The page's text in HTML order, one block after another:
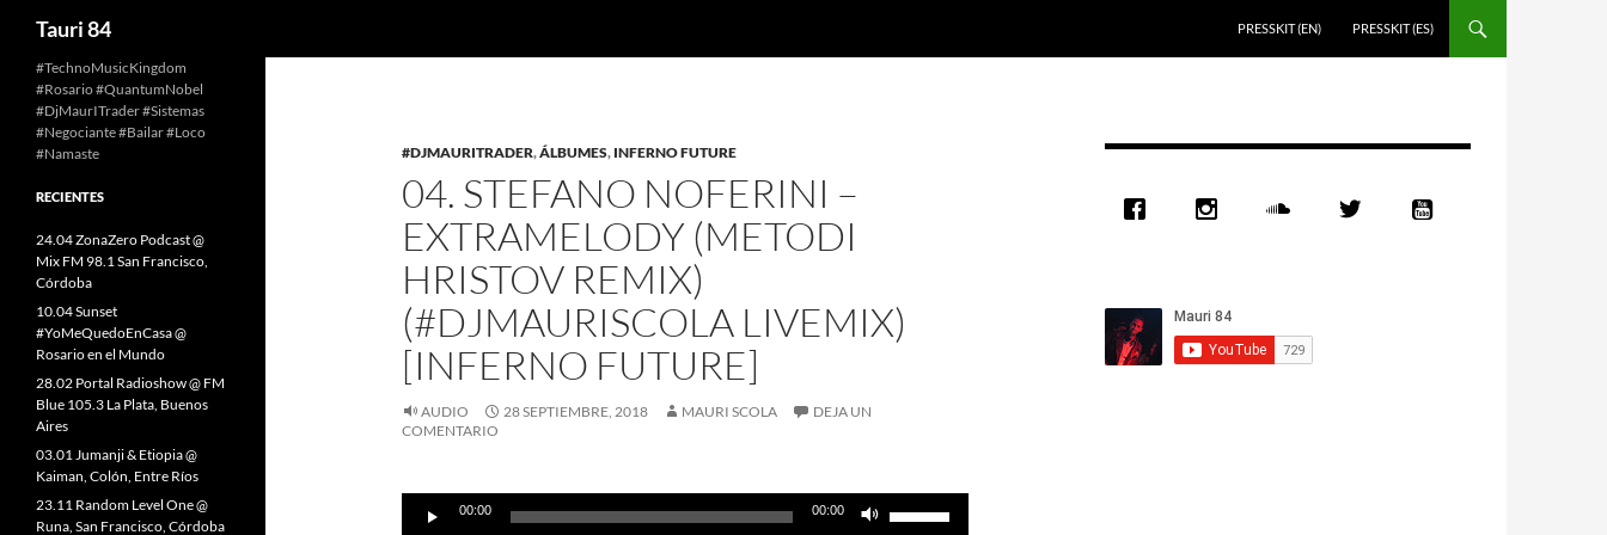
Saltar
contenido
Tauri 84 PRESSKIT (EN) PRESSKIT (ES)
#DJMAURITRADER,ÁLBUMES, INFERNO FUTURE
04. STEFANO NOFERINI –
EXTRAMELODY (METODI
HRISTOV REMIX)
(#DJMAURISCOLA LIVEMIX)
[INFERNO FUTURE]
AUDIO 28 SEPTIEMBRE, 2018 MAURI SCOLA
DEJA UN
COMENTARIO
Reproductor
00:00 00:00
#TechnoMusicKingdom
#Rosario #QuantumNobel
#DjMaurITrader #Sistemas
#Negociante #Bailar #Loco
#Namaste
RECIENTES
24.04 ZonaZero Podcast @
Mix FM 98.1 San Francisco,
Córdoba
10.04 Sunset
#YoMeQuedoEnCasa @
Rosario en el Mundo
28.02 Portal Radioshow @ FM
Blue 105.3 La Plata, Buenos
Aires
03.01 Jumanji & Etiopia @
Kaiman, Colón, Entre Ríos
23.11 Random Level One @
Runa, San Francisco, Córdoba